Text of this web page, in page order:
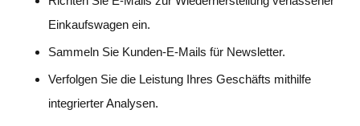
Einkaufswagen ein.
Sammeln Sie Kunden-E-Mails für Newsletter.
Verfolgen Sie die Leistung Ihres Geschäfts mithilfe
integrierter Analysen.